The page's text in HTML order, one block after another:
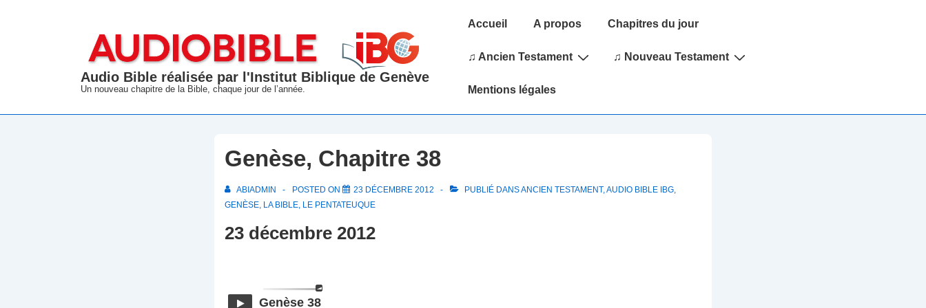
Audio Bible réalisée par l'Institut Biblique de Genève
Un nouveau chapitre de la Bible, chaque jour de l’année.
Main
Accueil A propos Chapitres du jour
♫ Ancien Testament ♫ Nouveau Testament
Mentions légales
Genèse, Chapitre 38
ABIADMIN POSTED ON 23 DÉCEMBRE 2012 PUBLIÉ DANSANCIEN TESTAMENT,AUDIO BIBLE IBG,
GENÈSE, LA BIBLE, LE PENTATEUQUE
23 décembre 2012
Genèse 38